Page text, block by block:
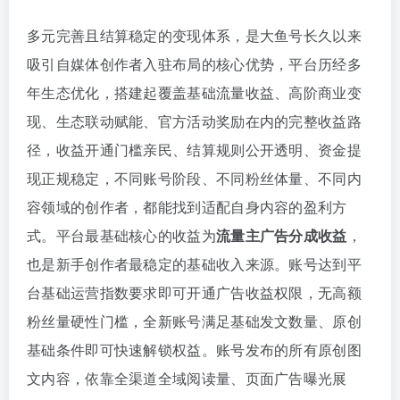
多元完善且结算稳定的变现体系，是大鱼号长久以来
吸引自媒体创作者入驻布局的核心优势，平台历经多
年生态优化，搭建起覆盖基础流量收益、高阶商业变
现、生态联动赋能、官方活动奖励在内的完整收益路
径，收益开通门槛亲民、结算规则公开透明、资金提
现正规稳定，不同账号阶段、不同粉丝体量、不同内
容领域的创作者，都能找到适配自身内容的盈利方
式。平台最基础核心的收益为流量主广告分成收益 ，
也是新手创作者最稳定的基础收入来源。账号达到平
台基础运营指数要求即可开通广告收益权限，无高额
粉丝量硬性门槛，全新账号满足基础发文数量、原创
基础条件即可快速解锁权益。账号发布的所有原创图
文内容，依靠全渠道全域阅读量、页面广告曝光展